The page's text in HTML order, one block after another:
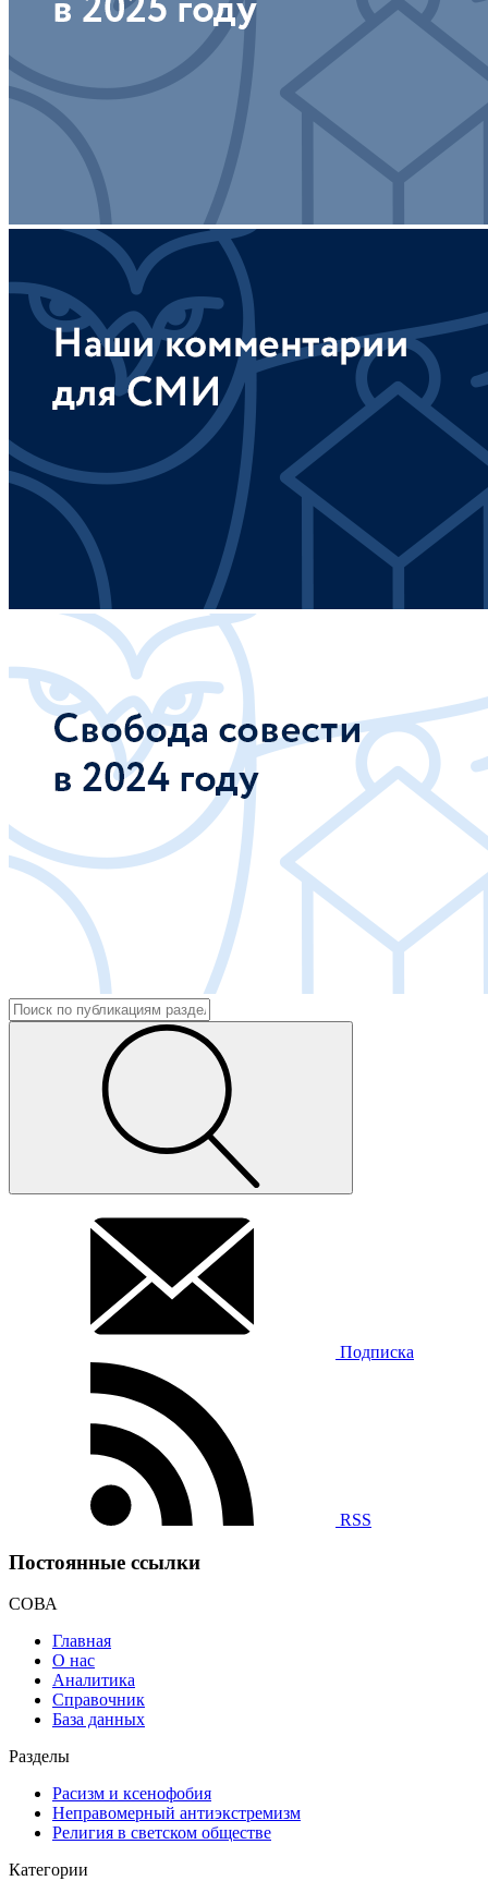
Подписка
RSS
Постоянные ссылки
СОВА
Главная
О нас
Аналитика
Справочник
База данных
Разделы
Расизм и ксенофобия
Неправомерный антиэкстремизм
Религия в светском обществе
Категории